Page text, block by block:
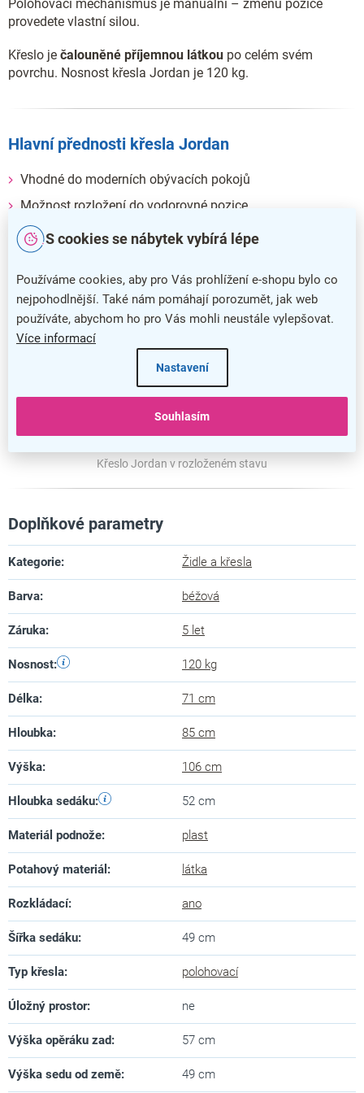
S cookies se nábytek vybírá lépe
Používáme cookies, aby pro Vás prohlížení e-shopu bylo co
nejpohodlnější. Také nám pomáhají porozumět, jak web
používáte, abychom ho pro Vás mohli neustále vylepšovat.
Více informací
Nastavení
Souhlasím
Polohovací mechanismus je manuální – změnu pozice
provedete vlastní silou.
Křeslo je čalouněné příjemnou látkou po celém svém
povrchu. Nosnost křesla Jordan je 120 kg.
Hlavní přednosti křesla Jordan
Vhodné do moderních obývacích pokojů
Možnost rozložení do vodorovné pozice
Křeslo je čalouněno příjemnou látkou
Nosnost křesla Jordan je 120 kg
Křeslo Jordan v rozloženém stavu
Doplňkové parametry
Kategorie: Židle a křesla
Barva: béžová
Záruka: 5 let
Nosnost: 120 kg
Délka: 71 cm
Hloubka: 85 cm
Výška: 106 cm
Hloubka sedáku: 52 cm
Materiál podnože: plast
Potahový materiál : látka
Rozkládací: ano
Šířka sedáku: 49 cm
Typ křesla: polohovací
Úložný prostor: ne
Výška opěráku zad: 57 cm
Výška sedu od země: 49 cm